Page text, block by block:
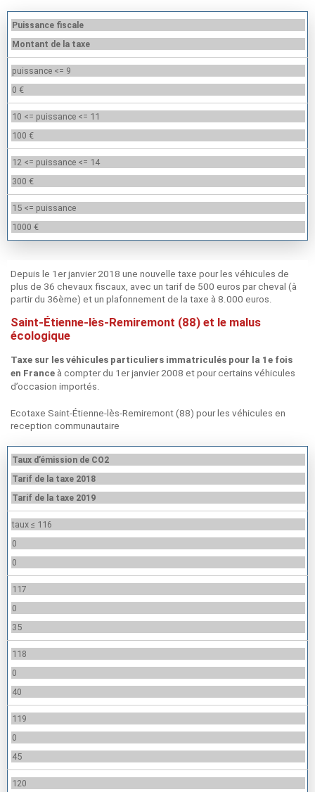
Puissance fiscale
Montant de la taxe
puissance <= 9
0 €
10 <= puissance <= 11
100 €
12 <= puissance <= 14
300 €
15 <= puissance
1000 €
Depuis le 1er janvier 2018 une nouvelle taxe pour les véhicules de
plus de 36 chevaux fiscaux, avec un tarif de 500 euros par cheval (à
partir du 36ème) et un plafonnement de la taxe à 8.000 euros.
Saint-Étienne-lès-Remiremont (88) et le malus
écologique
Taxe sur les véhicules particuliers immatriculés pour la 1e fois
en France à compter du 1er janvier 2008 et pour certains véhicules
d’occasion importés.
Ecotaxe Saint-Étienne-lès-Remiremont (88) pour les véhicules en
reception communautaire
Taux d’émission de CO2
Tarif de la taxe 2018
Tarif de la taxe 2019
taux ≤ 116
0
0
117
0
35
118
0
40
119
0
45
120